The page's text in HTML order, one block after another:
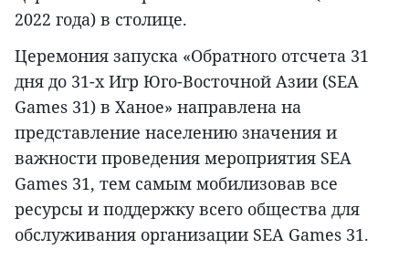
2022 года) в столице.
Церемония запуска «Обратного отсчета 31
дня до 31-х Игр Юго-Восточной Азии (SEA
Games 31) в Ханое» направлена на
представление населению значения и
важности проведения мероприятия SEA
Games 31, тем самым мобилизовав все
ресурсы и поддержку всего общества для
обслуживания организации SEA Games 31.